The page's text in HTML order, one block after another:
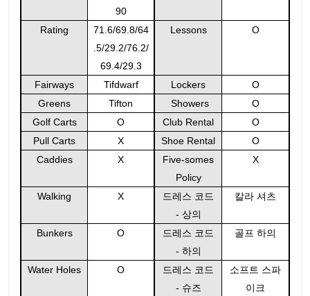
90
Rating
71.6/69.8/64
.5/29.2/76.2/
69.4/29.3
Lessons O
Fairways Tifdwarf Lockers
O
Greens
Tifton Showers
O
Golf Carts
O Club Rental
O
Pull Carts
X Shoe Rental
O
Caddies
X
Five-somes
Policy
X
Walking X
드레스 코드
- 상의
칼라 셔츠
Bunkers O
드레스 코드
- 하의
골프 하의
Water Holes O
드레스 코드
- 슈즈
소프트 스파
이크